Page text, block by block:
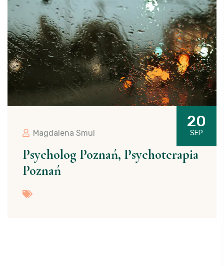
Magdalena Smul
20
SEP
Psycholog Poznań, Psychoterapia
Poznań